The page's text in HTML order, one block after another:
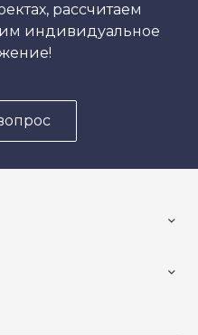
рассчитаем
индивидуальное